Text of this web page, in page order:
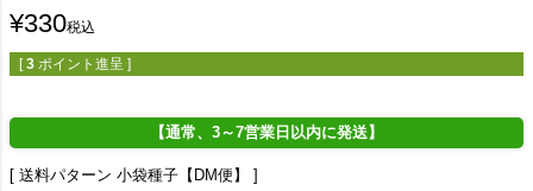
¥330税込
[ 3 ポイント進呈 ]
【通常、3～7営業日以内に発送】
送料パターン 小袋種子【DM便】